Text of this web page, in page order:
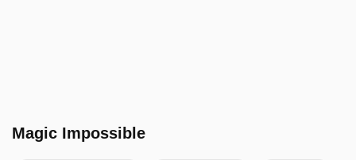
Magic Impossible